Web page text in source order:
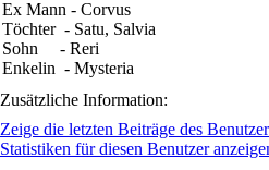
Ex Mann - Corvus
Töchter - Satu, Salvia
Sohn - Reri
Enkelin - Mysteria
Zusätzliche Information:
Zeige die letzten Beiträge des
Statistiken für diesen Benutzer